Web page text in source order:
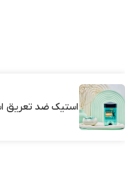
استیک ضد تعریق اسمارت